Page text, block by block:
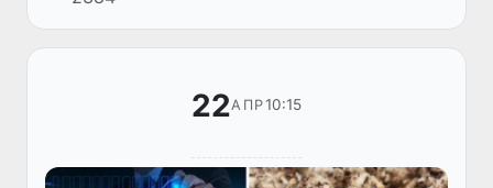
49 782 сделок, что на 4,3...
22АПР10:15